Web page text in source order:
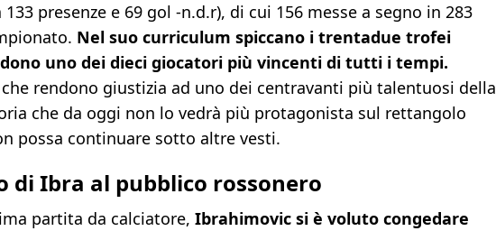
133 presenze e 69 gol -n.d.r), di cui 156 messe a segno in 283
Nel suo curriculum spiccano i trentadue trofei
uno dei dieci giocatori più vincenti di tutti i tempi.
rendono giustizia ad uno dei centravanti più talentuosi della
che da oggi non lo vedrà più protagonista sul rettangolo
possa continuare sotto altre vesti.
Ibra al pubblico rossonero
partita da calciatore, Ibrahimovic si è voluto congedare